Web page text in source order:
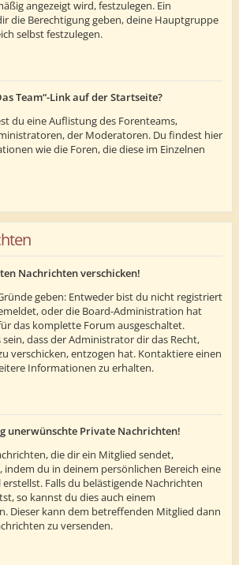
angezeigt wird, festzulegen. Ein
die Berechtigung geben, deine Hauptgruppe
selbst festzulegen.
Team“-Link auf der Startseite?
du eine Auflistung des Forenteams,
der Moderatoren. Du findest hier
wie die Foren, die diese im Einzelnen
Nachrichten verschicken!
geben: Entweder bist du nicht registriert
oder die Board-Administration hat
das komplette Forum ausgeschaltet.
dass der Administrator dir das Recht,
verschicken, entzogen hat. Kontaktiere einen
Informationen zu erhalten.
unerwünschte Private Nachrichten!
die dir ein Mitglied sendet,
du in deinem persönlichen Bereich eine
Falls du belästigende Nachrichten
so kannst du dies auch einem
Dieser kann dem betreffenden Mitglied dann
zu versenden.